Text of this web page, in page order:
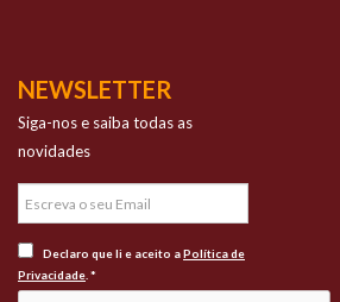
NEWSLETTER
Siga-nos e saiba todas as
novidades
Declaro que li e aceito aPolítica de
Privacidade . *